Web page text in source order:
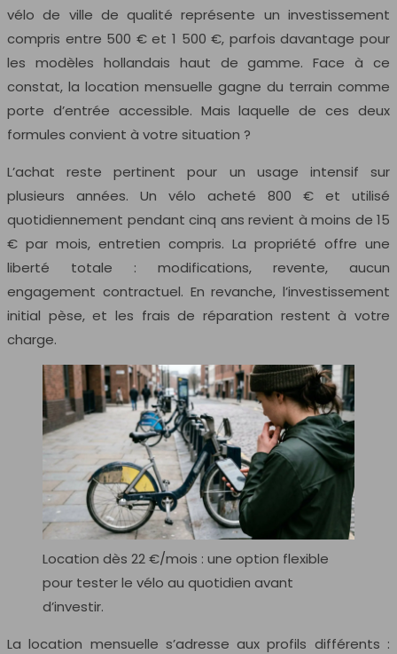
vélo de ville de qualité représente un investissement
compris entre 500 € et 1 500 €, parfois davantage pour
les modèles hollandais haut de gamme. Face à ce
constat, la location mensuelle gagne du terrain comme
porte d’entrée accessible. Mais laquelle de ces deux
formules convient à votre situation ?
L’achat reste pertinent pour un usage intensif sur
plusieurs années. Un vélo acheté 800 € et utilisé
quotidiennement pendant cinq ans revient à moins de 15
€ par mois, entretien compris. La propriété offre une
liberté totale : modifications, revente, aucun
engagement contractuel. En revanche, l’investissement
initial pèse, et les frais de réparation restent à votre
charge.
Location dès 22 €/mois : une option flexible
pour tester le vélo au quotidien avant
d’investir.
La location mensuelle s’adresse aux profils différents :